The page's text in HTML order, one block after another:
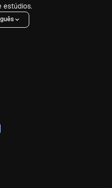
estúdios.